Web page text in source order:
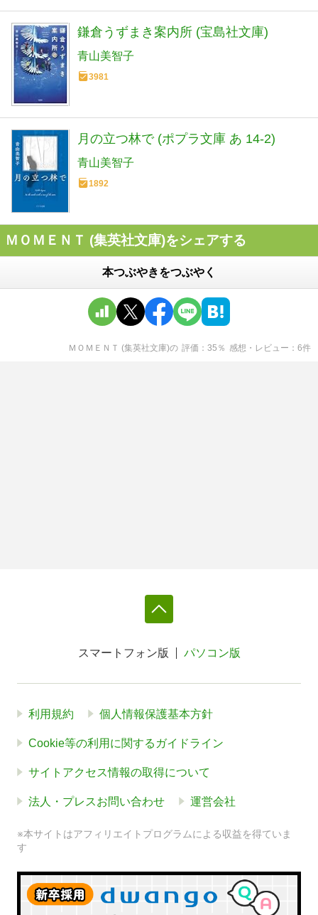
鎌倉うずまき案内所 (宝島社文庫)
青山美智子
3981
月の立つ林で (ポプラ文庫 あ 14-2)
青山美智子
1892
ＭＯＭＥＮＴ (集英社文庫)をシェアする
本つぶやきをつぶやく
ＭＯＭＥＮＴ (集英社文庫)の 評価 35 ％ 感想・レビュー 6件
スマートフォン版 パソコン版
利用規約 個人情報保護基本方針
Cookie等の利用に関するガイドライン
サイトアクセス情報の取得について
法人・プレスお問い合わせ 運営会社
※本サイトはアフィリエイトプログラムによる収益を得ていま
す